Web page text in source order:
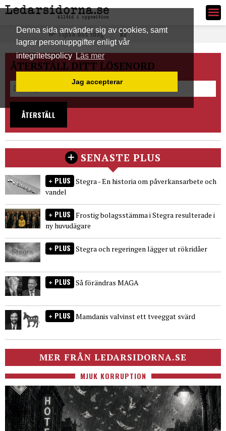
Denna sida använder sig av cookies, samt
lagrar personuppgifter enligt vår
integritetspolicyLäs mer
Jag accepterar
Ledarsidorna.se
Tipsa oss idag
ÅTERSTÄLL DITT LÖSENORD
ÅTERSTÄLL
SENASTE PLUS
PLUS Stegra - En historia om påverkansarbete och
vandel
PLUS Frostig bolagsstämma i Stegra resulterade i
ny huvudägare
PLUS Stegra och regeringen lägger ut rökridåer
PLUS Så förändras MAGA
PLUS Mamdanis valvinst ett tveeggat svärd
MER FRÅN LEDARSIDORNA.SE
MJUK KORRUPTION